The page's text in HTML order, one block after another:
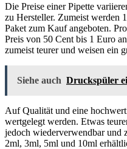
Die Preise einer Pipette
zu Hersteller. Zumeist werden
Paket zum Kauf angeboten.
Preis von 50 Cent bis 1 Euro
zumeist teurer und weisen ein
Siehe auch Druckspüler
Auf Qualität und eine
wertgelegt werden. Etwas
jedoch wiederverwendbar und
2ml, 3ml, 5ml und 10ml